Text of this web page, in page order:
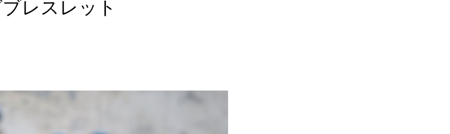
レスレット